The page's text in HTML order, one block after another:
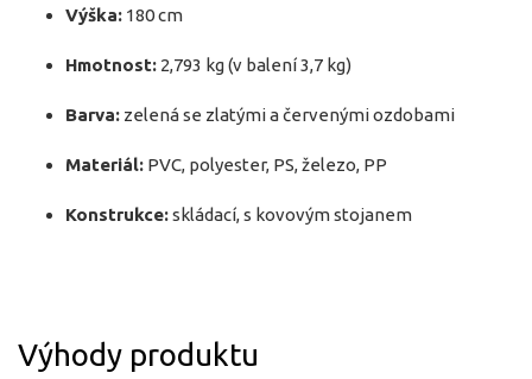
Výška: 180 cm
Hmotnost: 2,793 kg (v balení 3,7 kg)
Barva: zelená se zlatými a červenými ozdobami
Materiál: PVC, polyester, PS, železo, PP
Konstrukce:skládací, s kovovým stojanem
Výhody produktu